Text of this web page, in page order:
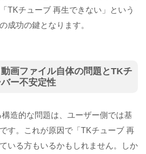
TKチューブ 再生できない」という
成功の鍵となります。
動画ファイル自体の問題とTKチ
ー不安定性
造的な問題は、ユーザー側では基
す。これが原因で「TKチューブ 再
いる方もいるかもしれません。しか